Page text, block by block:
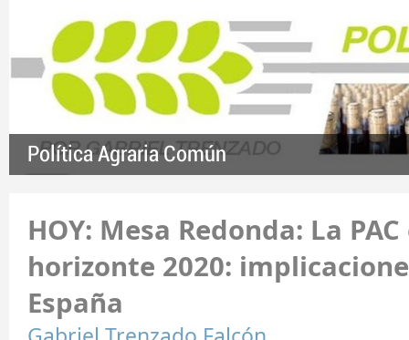
Política Agraria Común
HOY: Mesa Redonda: La
horizonte 2020:
España